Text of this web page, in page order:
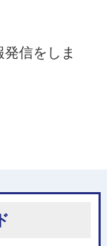
信をしま